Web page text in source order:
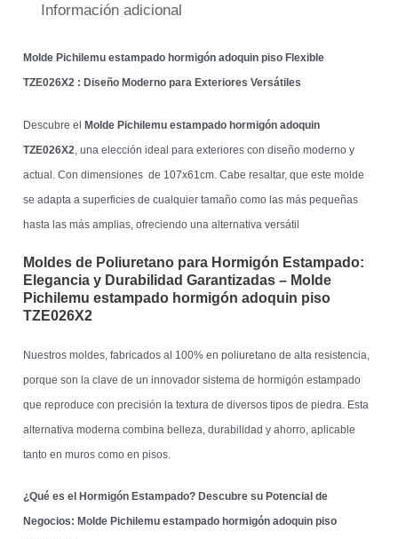
Información adicional
Molde Pichilemu estampado hormigón adoquin piso Flexible
TZE026X2 : Diseño Moderno para Exteriores Versátiles
Descubre elMolde Pichilemu estampado hormigón adoquin
TZE026X2 , una elección ideal para exteriores con diseño moderno y
actual. Con dimensiones de 107x61cm. Cabe resaltar, que este molde
se adapta a superficies de cualquier tamaño como las más pequeñas
hasta las más amplias, ofreciendo una alternativa versátil
Moldes de Poliuretano para Hormigón Estampado:
Elegancia y Durabilidad Garantizadas – Molde
Pichilemu estampado hormigón adoquin piso
TZE026X2
Nuestros moldes, fabricados al 100% en poliuretano de alta resistencia,
porque son la clave de un innovador sistema de hormigón estampado
que reproduce con precisión la textura de diversos tipos de piedra. Esta
alternativa moderna combina belleza, durabilidad y ahorro, aplicable
tanto en muros como en pisos.
¿Qué es el Hormigón Estampado? Descubre su Potencial de
Negocios: Molde Pichilemu estampado hormigón adoquin piso